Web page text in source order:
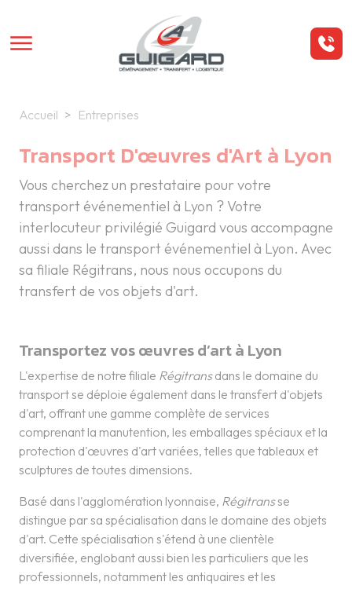
Accueil Entreprises
Transport D'œuvres d'Art à Lyon
Vous cherchez un prestataire pour votre
transport événementiel à Lyon ? Votre
interlocuteur privilégié Guigard vous accompagne
aussi dans le transport événementiel à Lyon. Avec
sa filiale Régitrans, nous nous occupons du
transfert de vos objets d'art.
Transportez vos œuvres d’art à Lyon
L'expertise de notre filiale Régitransdans le domaine du
transport se déploie également dans le transfert d'objets
d'art, offrant une gamme complète de services
comprenant la manutention, les emballages spéciaux et la
protection d'œuvres d'art variées, telles que tableaux et
sculptures de toutes dimensions.
Basé dans l'agglomération lyonnaise, Régitransse
distingue par sa spécialisation dans le domaine des objets
d'art. Cette spécialisation s'étend à une clientèle
diversifiée, englobant aussi bien les particuliers que les
professionnels, notamment les antiquaires et les